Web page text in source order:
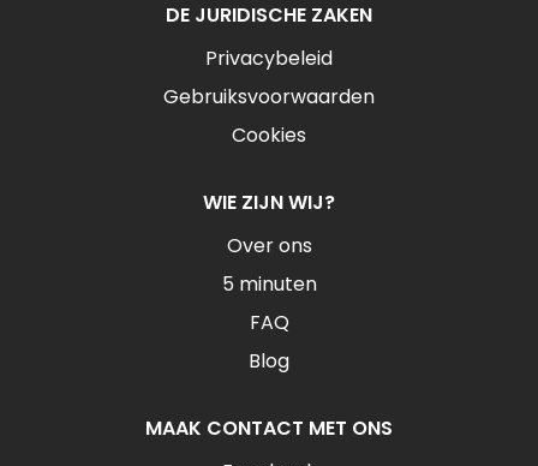
DE JURIDISCHE ZAKEN
Privacybeleid
Gebruiksvoorwaarden
Cookies
WIE ZIJN WIJ?
Over ons
5 minuten
FAQ
Blog
MAAK CONTACT MET ONS